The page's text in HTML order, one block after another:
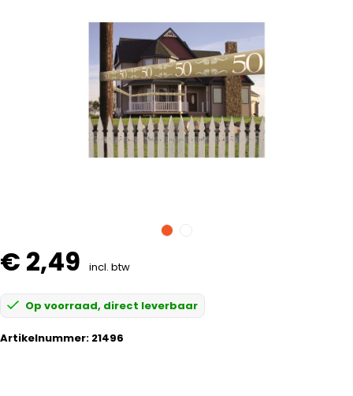
€ 2,49 incl. btw
Op voorraad, direct leverbaar
Artikelnummer: 21496